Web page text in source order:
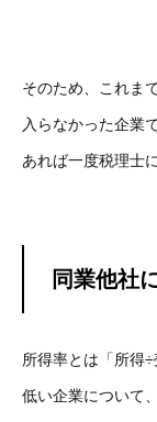
そのため、これま
入らなかった企業
あれば一度税理士
同業他社
所得率とは「所得
低い企業について